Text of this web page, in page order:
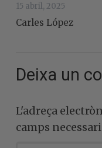
15 abril, 2025
Carles López
Deixa un
L'adreça
camps